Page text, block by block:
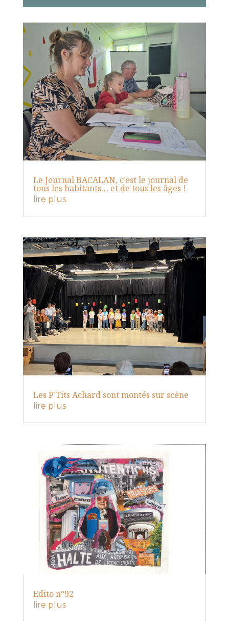
Le Journal BACALAN, c’est le journal de
tous les habitants… et de tous les âges !
lire plus
Les P’Tits Achard sont montés sur scène
lire plus
Edito n°92
lire plus